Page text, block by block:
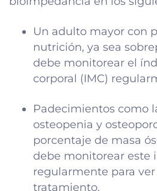
Un adulto mayor con
nutrición, ya sea
debe monitorear el
corporal (IMC)
Padecimientos como
osteopenia y
porcentaje de masa
debe monitorear este
regularmente para
tratamiento.